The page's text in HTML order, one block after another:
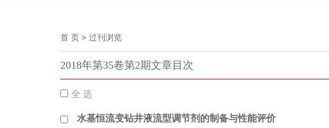
首 页 > 过刊浏览
2018年第35卷第2期文章目次
全 选
水基恒流变钻井液流型调节剂的制备与性能评价